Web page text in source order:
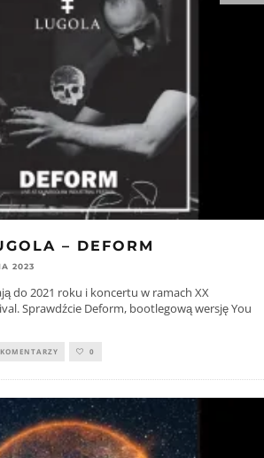
– DEFORM
2023
do 2021 roku i koncertu w ramach XX
Sprawdźcie Deform, bootlegową wersję You
0